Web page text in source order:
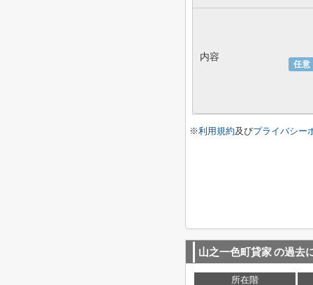
任意
内容
※利用規約及びプライバシー
山之一色町貸家の過去
所在階